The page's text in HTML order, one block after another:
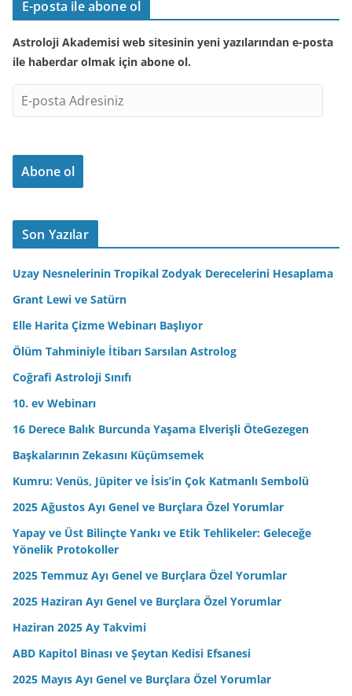
E-posta ile abone ol
Astroloji Akademisi web sitesinin yeni yazılarından e-posta
ile haberdar olmak için abone ol.
-
o
t
d
r
i
n
Abone ol
Son Yazılar
Uzay Nesnelerinin Tropikal Zodyak Derecelerini Hesaplama
Grant Lewi ve Satürn
Elle Harita Çizme Webinarı Başlıyor
Ölüm Tahminiyle İtibarı Sarsılan Astrolog
Coğrafi Astroloji Sınıfı
10. ev Webinarı
16 Derece Balık Burcunda Yaşama Elverişli ÖteGezegen
Başkalarının Zekasını Küçümsemek
Kumru: Venüs, Jüpiter ve İsis’in Çok Katmanlı Sembolü
2025 Ağustos Ayı Genel ve Burçlara Özel Yorumlar
Yapay ve Üst Bilinçte Yankı ve Etik Tehlikeler: Geleceğe
Yönelik Protokoller
2025 Temmuz Ayı Genel ve Burçlara Özel Yorumlar
2025 Haziran Ayı Genel ve Burçlara Özel Yorumlar
Haziran 2025 Ay Takvimi
ABD Kapitol Binası ve Şeytan Kedisi Efsanesi
2025 Mayıs Ayı Genel ve Burçlara Özel Yorumlar